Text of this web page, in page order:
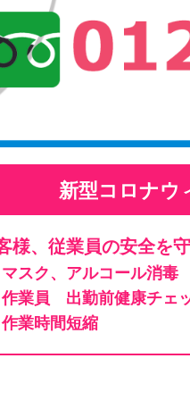
新型コロナウ
様、従業員の安全を
マスク、アルコール消毒
作業員 出勤前健康チェ
作業時間短縮